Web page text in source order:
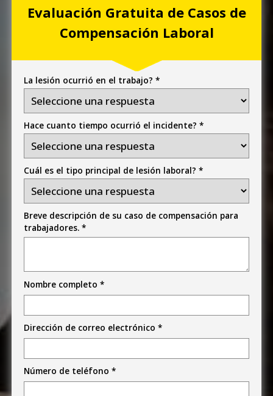
Evaluación Gratuita de Casos de
Compensación Laboral
La lesión ocurrió en el trabajo? *
Hace cuanto tiempo ocurrió el incidente? *
Cuál es el tipo principal de lesión laboral? *
Breve descripción de su caso de compensación para
trabajadores. *
Nombre completo *
Dirección de correo electrónico *
Número de teléfono *